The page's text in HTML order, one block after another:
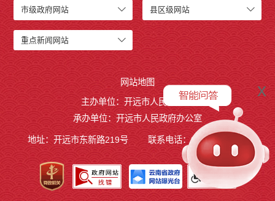
市级政府网站 县区级网站
重点新闻网站
网站地图
主办单位：开远市人民政府
承办单位：开远市人民政府办公室
地址：开远市东新路219号 联系电话：0873-7236877
x